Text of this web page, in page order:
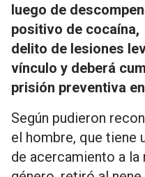
luego de
positivo de
delito de lesiones
vínculo y deberá
prisión preventiva
Según pudieron
el hombre, que tiene
de acercamiento a